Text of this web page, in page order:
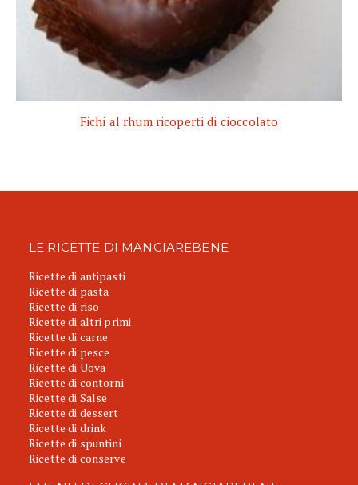
Fichi al rhum ricoperti di cioccolato
LE RICETTE DI MANGIAREBENE
Ricette di antipasti
Ricette di pasta
Ricette di riso
Ricette di altri primi
Ricette di carne
Ricette di pesce
Ricette di Uova
Ricette di contorni
Ricette di Salse
Ricette di dessert
Ricette di drink
Ricette di spuntini
Ricette di conserve